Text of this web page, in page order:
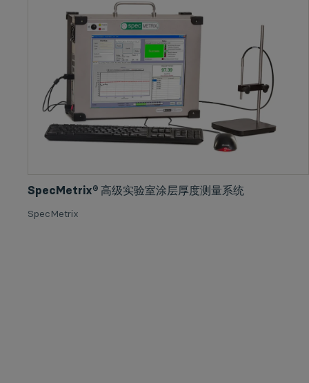
SpecMetrix® 高级实验室涂层厚度测量系统
SpecMetrix